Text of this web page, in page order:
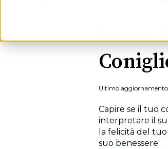
Ultimo
Capire se il tuo
interpretare il
la felicità del
suo benessere.